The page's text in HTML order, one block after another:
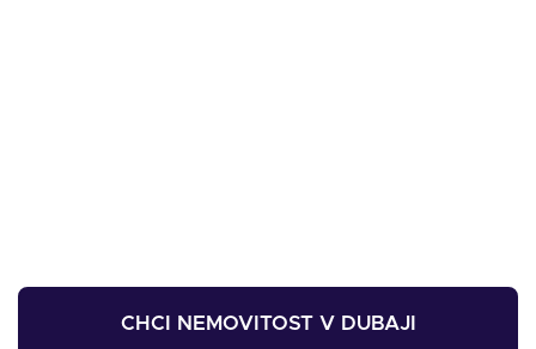
CHCI NEMOVITOST V DUBAJI